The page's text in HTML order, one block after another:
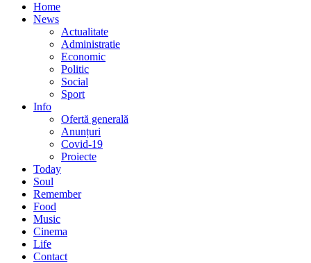
Home
News
Actualitate
Administratie
Economic
Politic
Social
Sport
Info
Ofertă generală
Anunțuri
Covid-19
Proiecte
Today
Soul
Remember
Food
Music
Cinema
Life
Contact